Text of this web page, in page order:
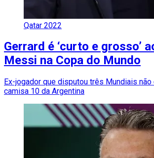
Qatar 2022
Gerrard é ‘curto e grosso’
Messi na Copa do Mundo
Ex-jogador que disputou três Mundiais
camisa 10 da Argentina